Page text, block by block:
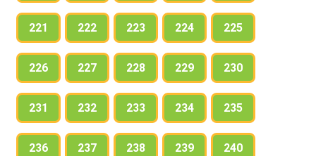
221 222 223 224 225
226 227 228 229 230
231 232 233 234 235
236 237 238 239 240